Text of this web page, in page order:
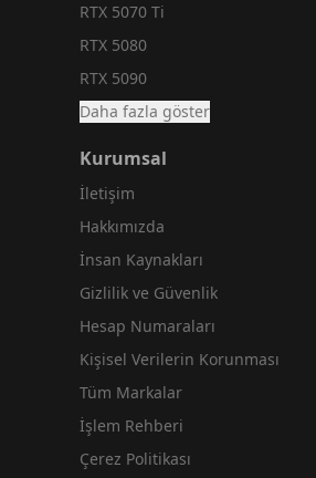
RTX 5070 Ti
RTX 5080
RTX 5090
Daha fazla göster
Kurumsal
İletişim
Hakkımızda
İnsan Kaynakları
Gizlilik ve Güvenlik
Hesap Numaraları
Kişisel Verilerin Korunması
Tüm Markalar
İşlem Rehberi
Çerez Politikası